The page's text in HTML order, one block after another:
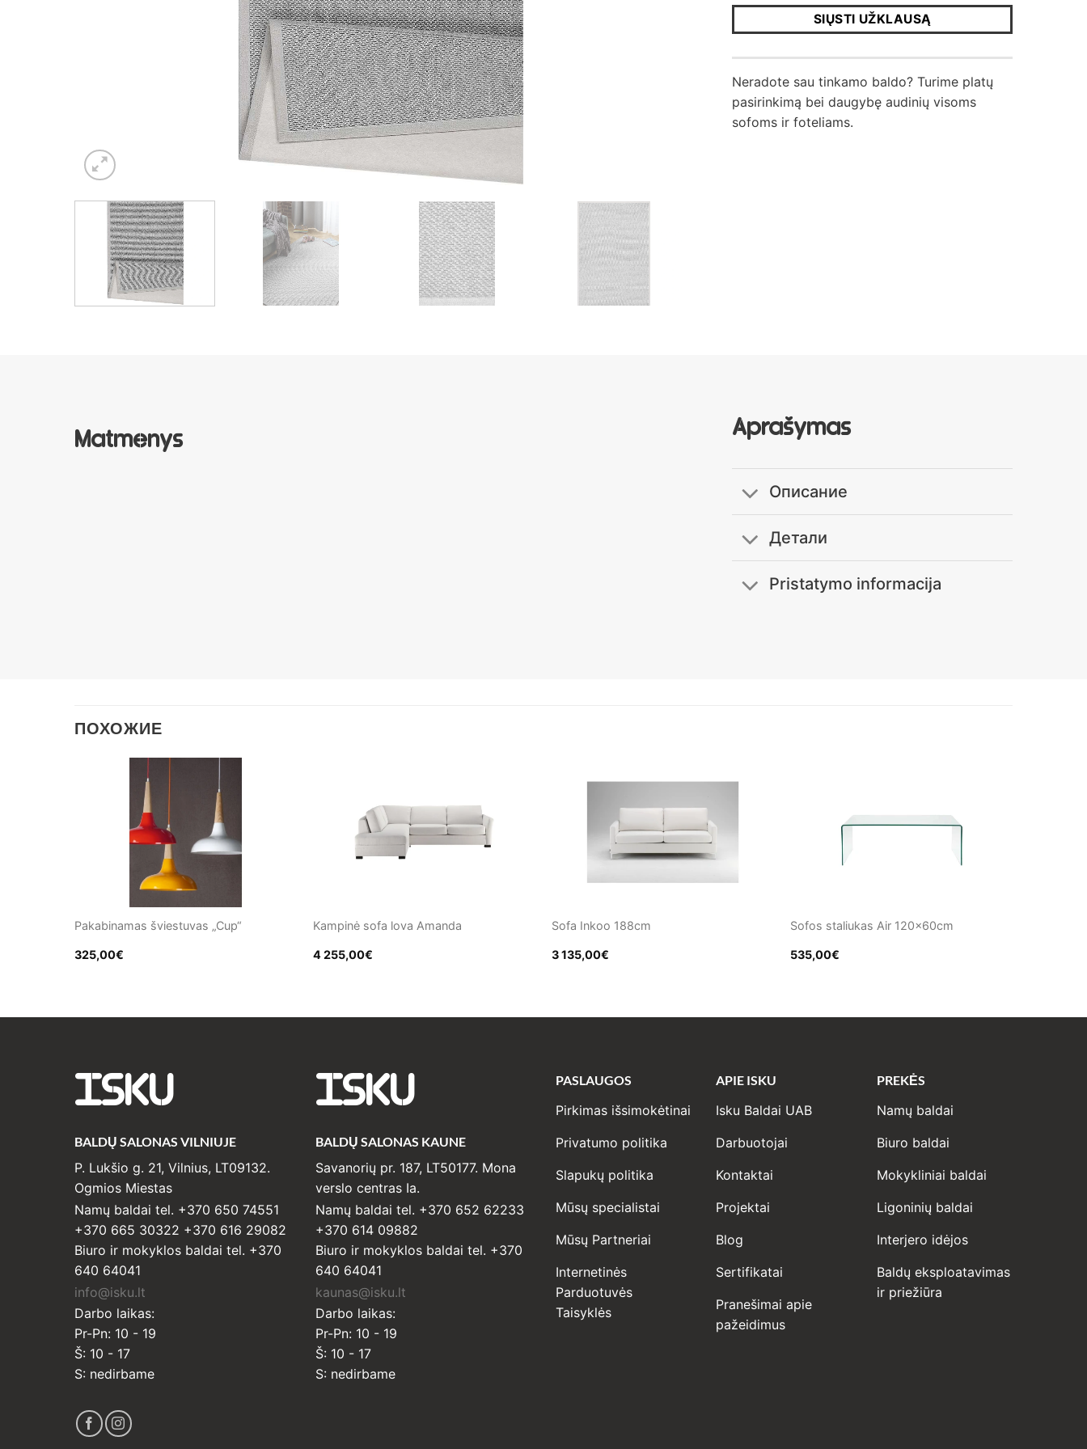
SIŲSTI UŽKLAUSĄ
Neradote sau tinkamo baldo? Turime platų
pasirinkimą bei daugybę audinių visoms
sofoms ir foteliams.
Matmenys
Aprašymas
Описание
Детали
Pristatymo informacija
ПОХОЖИЕ
Pakabinamas šviestuvas „Cup“
325,00€
Kampinė sofa lova Amanda
4 255,00€
Sofa Inkoo 188cm
3 135,00€
Sofos staliukas Air 120x60cm
535,00€
ISKU
BALDŲ SALONAS VILNIUJE
P. Lukšio g. 21, Vilnius, LT09132.
Ogmios Miestas
Namų baldai tel. +370 650 74551
+370 665 30322 +370 616 29082
Biuro ir mokyklos baldai tel. +370
640 64041
info@isku.lt
Darbo laikas:
Pr-Pn: 10 - 19
Š: 10 - 17
S: nedirbame
ISKU
BALDŲ SALONAS KAUNE
Savanorių pr. 187, LT50177. Mona
verslo centras Ia.
Namų baldai tel. +370 652 62233
+370 614 09882
Biuro ir mokyklos baldai tel. +370
640 64041
kaunas@isku.lt
Darbo laikas:
Pr-Pn: 10 - 19
Š: 10 - 17
S: nedirbame
PASLAUGOS
Pirkimas išsimokėtinai
Privatumo politika
Slapukų politika
Mūsų specialistai
Mūsų Partneriai
Internetinės
Parduotuvės
Taisyklės
APIE ISKU
Isku Baldai UAB
Darbuotojai
Kontaktai
Projektai
Blog
Sertifikatai
Pranešimai apie
pažeidimus
PREKĖS
Namų baldai
Biuro baldai
Mokykliniai baldai
Ligoninių baldai
Interjero idėjos
Baldų eksploatavimas
ir priežiūra